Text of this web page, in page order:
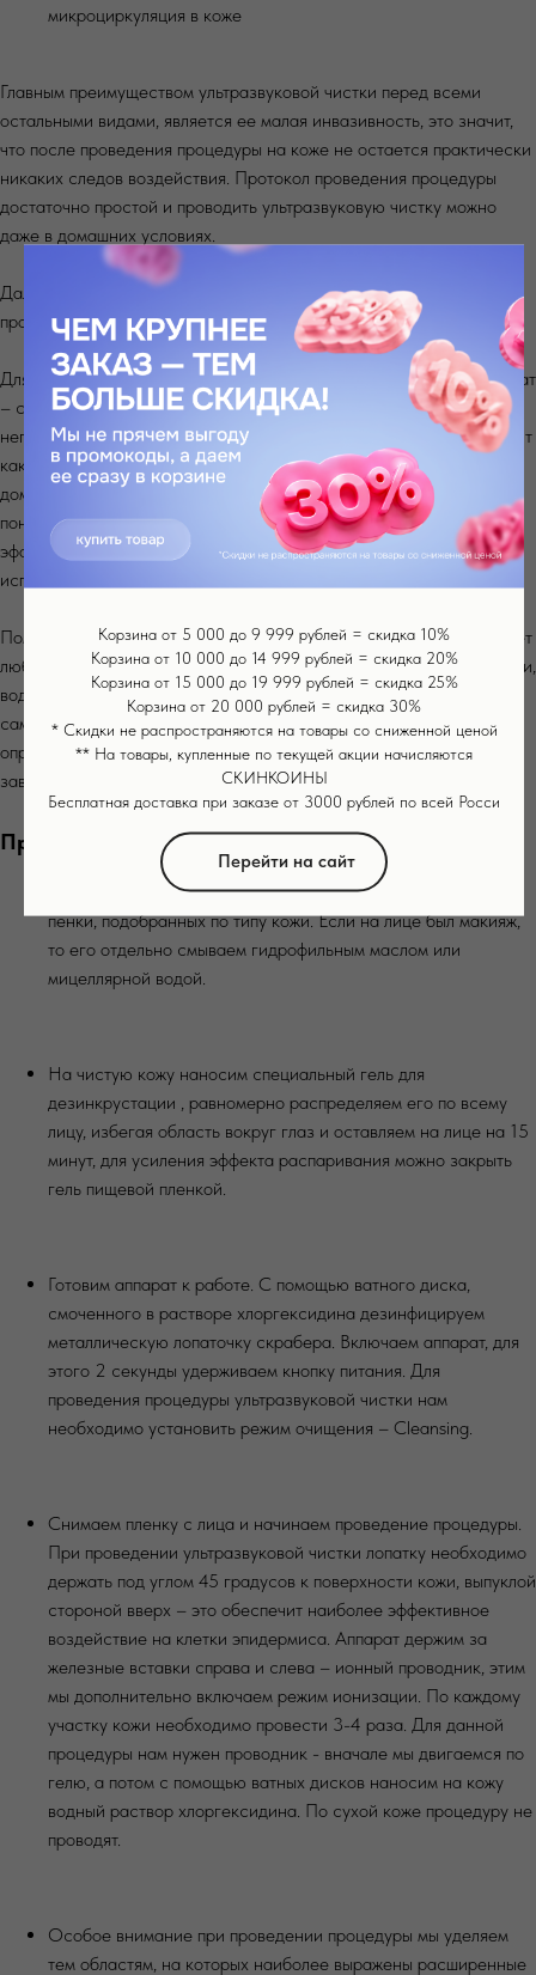
микроциркуляция в коже
Главным преимуществом ультразвуковой чистки перед всеми
остальными видами, является ее малая инвазивность, это значит,
что после проведения процедуры на коже не остается практически
никаких следов воздействия. Протокол проведения процедуры
достаточно простой и проводить ультразвуковую чистку можно
даже в домашних условиях.
Далее мы поделимся протоколом процедуры и советами по ее
проведению.
Для ультразвуковой чистки нам понадобиться специальный аппарат
– скрабер Mezonica, помимо функции ультразвуковой чистки у
него также есть функция лифтинга и увлажнения. Аппарат подходит
как для использования в кабинете косметолога, так и для
домашнего использования. Также для проведения процедуры нам
понадобится гель для дезинкрустации, который позволяет
эффективно раскрыть поры и размягчить эпидермис без
использования пара на этапе подготовки к ультразвуковой чистке.
Помимо этого подготовим средство для очищения кожи – подойдет
любой гель для умывания, подобранный по типу кожи, ватные диски,
водный раствор хлоргексидина для обеззараживания кожи и
самого прибора, сыворотка, направленная на решение
определенной проблемы и увлажняющий крем, которым мы
завершим процедуру.
Протокол проведения процедуры :
На первом этапе очищаем кожу лица с помощью геля или
пенки, подобранных по типу кожи. Если на лице был макияж,
то его отдельно смываем гидрофильным маслом или
мицеллярной водой.
На чистую кожу наносим специальный гель для
дезинкрустации , равномерно распределяем его по всему
лицу, избегая область вокруг глаз и оставляем на лице на 15
минут, для усиления эффекта распаривания можно закрыть
гель пищевой пленкой.
Готовим аппарат к работе. С помощью ватного диска,
смоченного в растворе хлоргексидина дезинфицируем
металлическую лопаточку скрабера. Включаем аппарат, для
этого 2 секунды удерживаем кнопку питания. Для
проведения процедуры ультразвуковой чистки нам
необходимо установить режим очищения – Cleansing.
Снимаем пленку с лица и начинаем проведение процедуры.
При проведении ультразвуковой чистки лопатку необходимо
держать под углом 45 градусов к поверхности кожи, выпуклой
стороной вверх – это обеспечит наиболее эффективное
воздействие на клетки эпидермиса. Аппарат держим за
железные вставки справа и слева – ионный проводник, этим
мы дополнительно включаем режим ионизации. По каждому
участку кожи необходимо провести 3-4 раза. Для данной
процедуры нам нужен проводник - вначале мы двигаемся по
гелю, а потом с помощью ватных дисков наносим на кожу
водный раствор хлоргексидина. По сухой коже процедуру не
проводят.
Особое внимание при проведении процедуры мы уделяем
тем областям, на которых наиболее выражены расширенные
Корзина от 5 000 до 9 999 рублей = скидка 10%
Корзина от 10 000 до 14 999 рублей = скидка 20%
Корзина от 15 000 до 19 999 рублей = скидка 25%
Корзина от 20 000 рублей = скидка 30%
* Скидки не распространяются на товары со сниженной ценой
** На товары, купленные по текущей акции начисляются
СКИНКОИНЫ
Бесплатная доставка при заказе от 3000 рублей по всей Росси
Перейти на сайт